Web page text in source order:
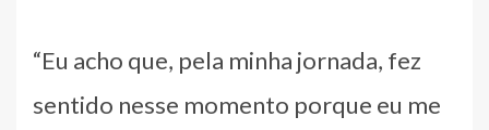
“Eu acho que, pela minha jornada, fez
sentido nesse momento porque eu me